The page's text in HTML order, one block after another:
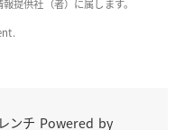
提供社（者）に属します。
ンチ Powered by